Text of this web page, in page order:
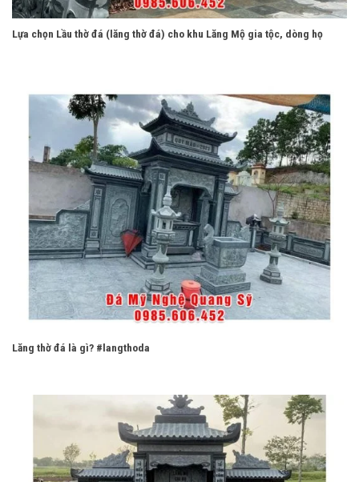
Lựa chọn Lầu thờ đá (lăng thờ đá) cho khu Lăng Mộ gia tộc, dòng họ
Lăng thờ đá là gì? #langthoda